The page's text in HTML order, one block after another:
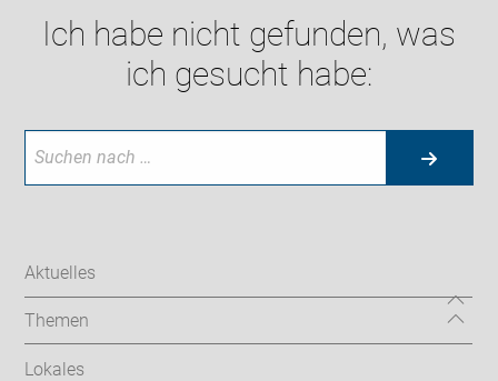
Ich habe nicht gefunden, was
ich gesucht habe:
Aktuelles
Themen
Lokales